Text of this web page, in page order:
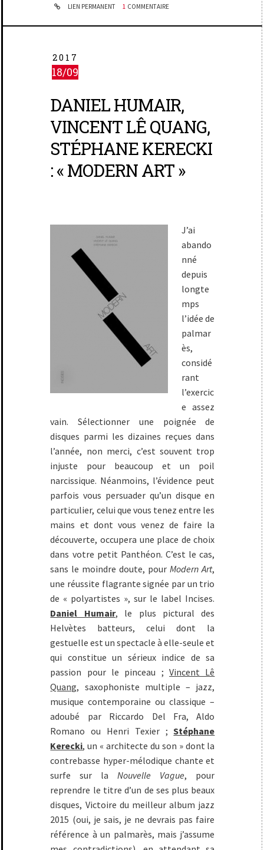
LIEN PERMANENT 1 COMMENTAIRE
2017
18/09
DANIEL HUMAIR,
VINCENT LÊ QUANG,
STÉPHANE KERECKI
: « MODERN ART »
J’ai
abando
nné
depuis
longte
mps
l’idée de
palmar
ès,
considé
rant
l’exercic
e assez
vain. Sélectionner une poignée de
disques parmi les dizaines reçues dans
l’année, non merci, c’est souvent trop
injuste pour beaucoup et un poil
narcissique. Néanmoins, l’évidence peut
parfois vous persuader qu’un disque en
particulier, celui que vous tenez entre les
mains et dont vous venez de faire la
découverte, occupera une place de choix
dans votre petit Panthéon. C’est le cas,
sans le moindre doute, pourModern Art,
une réussite flagrante signée par un trio
de « polyartistes », sur le label Incises.
Daniel Humair, le plus pictural des
Helvètes batteurs, celui dont la
gestuelle est un spectacle à elle-seule et
qui constitue un sérieux indice de sa
passion pour le pinceau ;Vincent Lê
Quang, saxophoniste multiple – jazz,
musique contemporaine ou classique –
adoubé par Riccardo Del Fra, Aldo
Romano ou Henri Texier ;Stéphane
Kerecki, un « architecte du son » dont la
contrebasse hyper-mélodique chante et
surfe sur laNouvelle Vague, pour
reprendre le titre d’un de ses plus beaux
disques, Victoire du meilleur album jazz
2015 (oui, je sais, je ne devrais pas faire
référence à un palmarès, mais j’assume